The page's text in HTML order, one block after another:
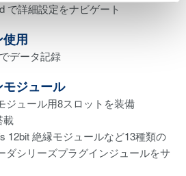
で詳細設定をナビゲート
用
データ記録
ジュール
ジュール用8スロットを装備
載
12bit 絶縁モジュールなど13種類の
ダシリーズプラグインジュールをサ